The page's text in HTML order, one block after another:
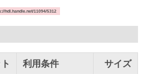
hdl.handle.net/11094/5312
利用条件 サイズ